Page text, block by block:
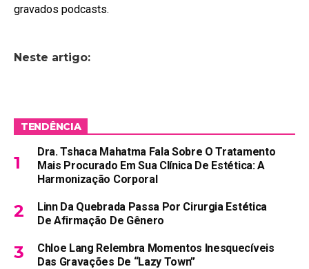
gravados podcasts.
Neste artigo:
TENDÊNCIA
Dra. Tshaca Mahatma Fala Sobre O Tratamento
Mais Procurado Em Sua Clínica De Estética: A
Harmonização Corporal
Linn Da Quebrada Passa Por Cirurgia Estética
De Afirmação De Gênero
Chloe Lang Relembra Momentos Inesquecíveis
Das Gravações De “Lazy Town”